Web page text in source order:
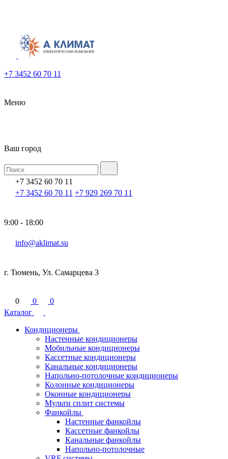
+7 3452 60 70 11
Меню
Ваш город
+7 3452 60 70 11
+7 3452 60 70 11 +7 929 269 70 11
9:00 - 18:00
info@aklimat.su
г. Тюмень, Ул. Самарцева 3
0 0
0
Каталог
Кондиционеры
Настенные кондиционеры
Мобильные кондиционеры
Кассетные кондиционеры
Канальные кондиционеры
Напольно-потолочные кондиционеры
Колонные кондиционеры
Оконные кондиционеры
Мульти сплит системы
Фанкойлы
Настенные фанкойлы
Кассетные фанкойлы
Канальные фанкойлы
Напольно-потолочные